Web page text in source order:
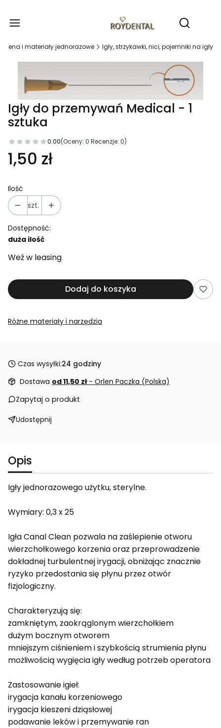
Otwórz
i materiały jednorazowe Igły, strzykawki, nici, pojemniki na igły
Igły do przemywań Medical - 1
sztuka
0.00(Oceny: 0 Recenzje: 0)
1,50 zł
Ilość
szt.
Dostępność:
duża ilość
Weź w leasing
Dodaj do koszyka
Różne materiały i narzędzia
Czas wysyłki:24 godziny
Dostawa od 11,50 zł - Orlen Paczka (Polska)
Zapytaj o produkt
Udostępnij
Opis
Igły jednorazowego użytku, sterylne.
Wymiary: 0,3 x 25
Igła Canal Clean pozwala na zaślepienie otworu
wierzchołkowego korzenia oraz przeprowadzenie
dokładnej turbulentnej irygacji, obniżając znacznie
ryzyko przedostania się płynu przez otwór
fizjologiczny.
Charakteryzują się:
zamkniętym, zaokrąglonym wierzchołkiem
dużym bocznym otworem
mniejszym ciśnieniem i szybkością strumienia płynu
możliwością wygięcia igły według potrzeb operatora
Zastosowanie igieł:
irygacja kanału korzeniowego
irygacja kieszeni dziąsłowej
podawanie leków i przemywanie ran